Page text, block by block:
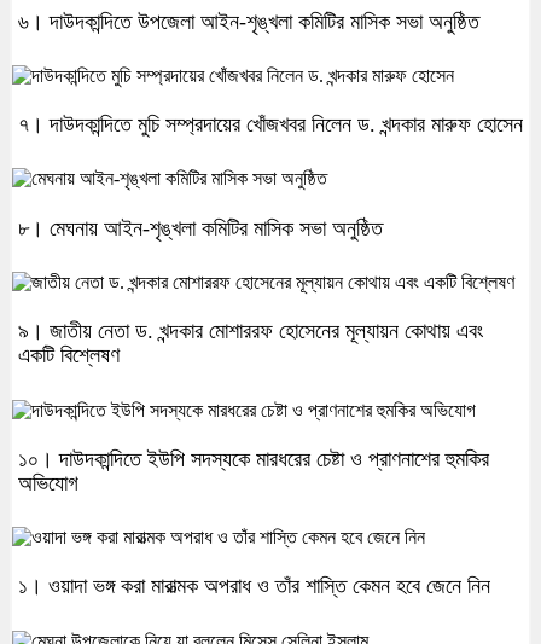
৬। দাউদকান্দিতে উপজেলা আইন-শৃঙ্খলা কমিটির মাসিক সভা অনুষ্ঠিত
৭। দাউদকান্দিতে মুচি সম্প্রদায়ের খোঁজখবর নিলেন ড. খন্দকার মারুফ হোসেন
৮। মেঘনায় আইন-শৃঙ্খলা কমিটির মাসিক সভা অনুষ্ঠিত
৯। জাতীয় নেতা ড. খন্দকার মোশাররফ হোসেনের মূল্যায়ন কোথায় এবং
একটি বিশ্লেষণ
১০। দাউদকান্দিতে ইউপি সদস্যকে মারধরের চেষ্টা ও প্রাণনাশের হুমকির
অভিযোগ
১। ওয়াদা ভঙ্গ করা মারাত্মক অপরাধ ও তাঁর শাস্তি কেমন হবে জেনে নিন